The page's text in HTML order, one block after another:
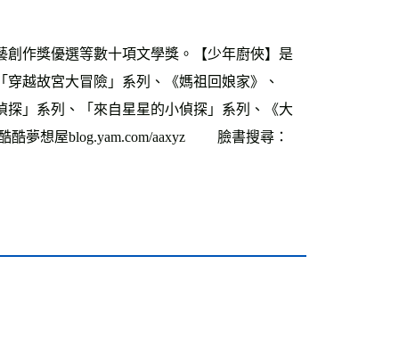
作獎優選等數十項文學獎。【少年廚俠】是
越故宮大冒險」系列、《媽祖回娘家》、
探」系列、「來自星星的小偵探」系列、《大
酷夢想屋blog.yam.com/aaxyz 臉書搜尋：